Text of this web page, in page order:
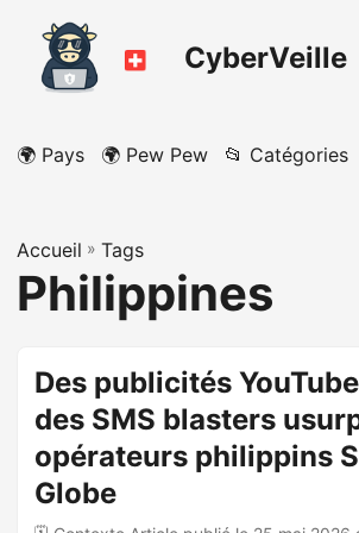
CyberVeille
🌍 Pays 🌍 Pew Pew 📂 Catégories
Accueil » Tags
Philippines
Des publicités
des SMS blasters
opérateurs philippins
Globe